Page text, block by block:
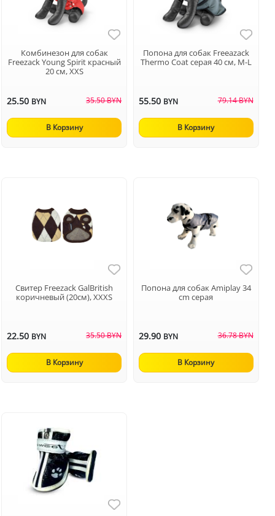
Комбинезон для собак
Freezack Young Spirit красный
20 см, XXS
25.50 BYN 35.50 BYN
В Корзину
Попона для собак Freeazack
Thermo Coat серая 40 см, M-L
55.50 BYN 79.14 BYN
В Корзину
Свитер Freezack GalBritish
коричневый (20см), XXXS
22.50 BYN 35.50 BYN
В Корзину
Попона для собак Аmiplay 34
cm серая
29.90 BYN 36.78 BYN
В Корзину